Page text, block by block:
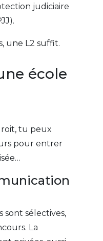
judiciaire
une L2 suffit.
école
tu peux
pour entrer
sont sélectives,
La